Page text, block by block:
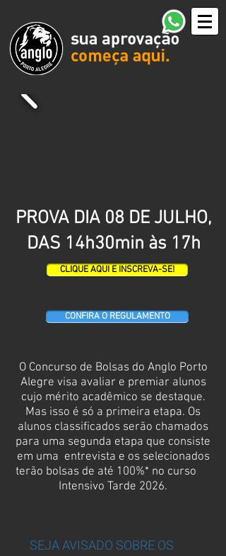
PROVA DIA 08 DE JULHO,
DAS 14h30min às 17h
CLIQUE AQUI E INSCREVA-SE!
CONFIRA O REGULAMENTO
O Concurso de Bolsas do Anglo Porto
Alegre visa avaliar e premiar alunos
cujo mérito acadêmico se destaque.
Mas isso é só a primeira etapa. Os
alunos classificados serão chamados
para uma segunda etapa que consiste
em uma entrevista e os selecionados
terão bolsas de até 100%* no curso
Intensivo Tarde 2026.
SEJA AVISADO SOBRE OS